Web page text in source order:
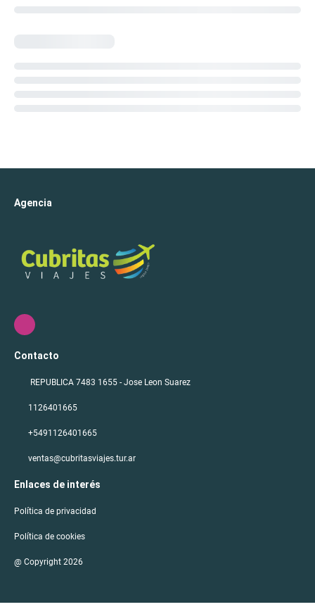
Agencia
Contacto
REPUBLICA 7483 1655 - Jose Leon Suarez
1126401665
+5491126401665
ventas@cubritasviajes.tur.ar
Enlaces de interés
Política de privacidad
Política de cookies
@ Copyright 2026